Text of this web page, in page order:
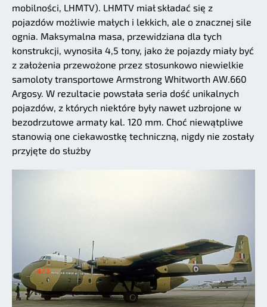
mobilności, LHMTV). LHMTV miał składać się z
pojazdów możliwie małych i lekkich, ale o znacznej sile
ognia. Maksymalna masa, przewidziana dla tych
konstrukcji, wynosiła 4,5 tony, jako że pojazdy miały być
z założenia przewożone przez stosunkowo niewielkie
samoloty transportowe Armstrong Whitworth AW.660
Argosy. W rezultacie powstała seria dość unikalnych
pojazdów, z których niektóre były nawet uzbrojone w
bezodrzutowe armaty kal. 120 mm. Choć niewątpliwe
stanowią one ciekawostkę techniczną, nigdy nie zostały
przyjęte do służby